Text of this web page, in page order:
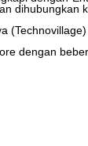
dihubungkan
(Technovillage)
dengan